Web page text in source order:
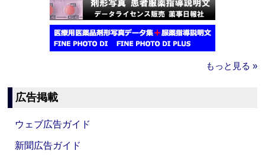
もっと見る »
広告掲載
ウェブ広告ガイド
新聞広告ガイド